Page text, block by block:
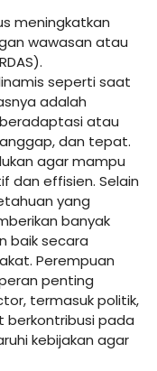
meningkatkan
wawasan atau
seperti saat
adalah
atau
dan tepat.
agar mampu
dan effisien. Selain
yang
banyak
baik secara
Perempuan
penting
termasuk politik,
berkontribusi pada
kebijakan agar